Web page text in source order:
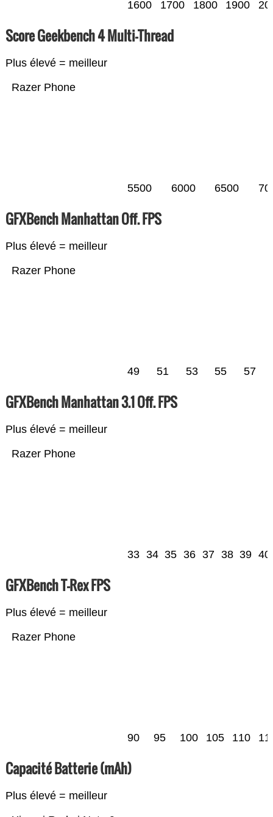
1600 1700 1800 1900
Score Geekbench 4 Multi-Thread
Plus élevé = meilleur
Razer Phone
5500 6000 6500
GFXBench Manhattan Off. FPS
Plus élevé = meilleur
Razer Phone
49 51 53 55 57
GFXBench Manhattan 3.1 Off. FPS
Plus élevé = meilleur
Razer Phone
33 34 35 36 37 38 39 40
GFXBench T-Rex FPS
Plus élevé = meilleur
Razer Phone
90 95 100 105 110
Capacité Batterie (mAh)
Plus élevé = meilleur